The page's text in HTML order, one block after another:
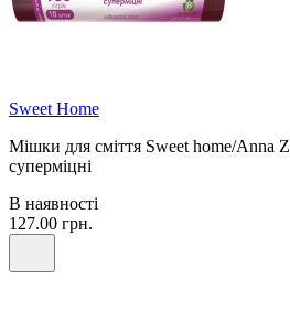
Sweet Home
Мішки для сміття Sweet home/Anna
суперміцні
В наявності
127.00 грн.